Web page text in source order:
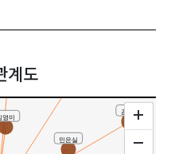
계도
김봉환
영미
민은실